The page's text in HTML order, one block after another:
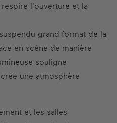
l'ouverture et la
grand format de la
en scène de manière
souligne
une atmosphère
et les salles